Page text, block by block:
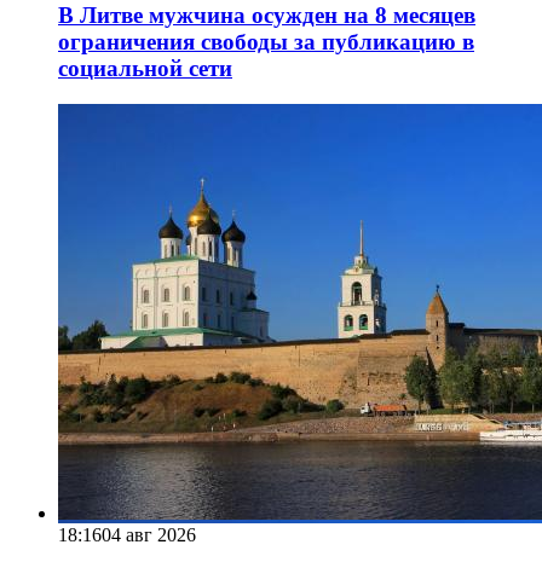
В Литве мужчина осужден на 8 месяцев
ограничения свободы за публикацию в
социальной сети
18:1604 авг 2026